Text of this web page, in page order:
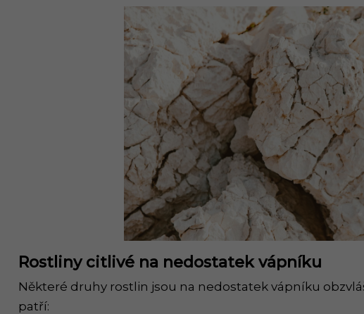
Rostliny citlivé na nedostatek vápníku
Některé druhy rostlin jsou na nedostatek vápníku
patří: